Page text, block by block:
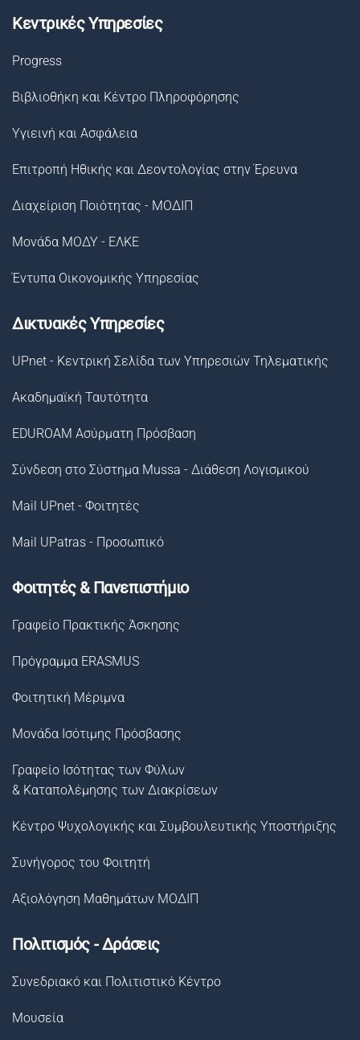
Κεντρικές Υπηρεσίες
Progress
Βιβλιοθήκη και Κέντρο Πληροφόρησης
Υγιεινή και Ασφάλεια
Επιτροπή Ηθικής και Δεοντολογίας στην Έρευνα
Διαχείριση Ποιότητας - ΜΟΔΙΠ
Μονάδα ΜΟΔΥ - ΕΛΚΕ
Έντυπα Οικονομικής Υπηρεσίας
Δικτυακές Υπηρεσίες
UPnet - Κεντρική Σελίδα των Υπηρεσιών Τηλεματικής
Ακαδημαϊκή Ταυτότητα
EDUROAM Ασύρματη Πρόσβαση
Σύνδεση στο Σύστημα Μussa - Διάθεση Λογισμικού
Mail UPnet - Φοιτητές
Mail UPatras - Προσωπικό
Φοιτητές & Πανεπιστήμιο
Γραφείο Πρακτικής Άσκησης
Πρόγραμμα ERASMUS
Φοιτητική Μέριμνα
Μονάδα Ισότιμης Πρόσβασης
Γραφείο Ισότητας των Φύλων
& Καταπολέμησης των Διακρίσεων
Κέντρο Ψυχολογικής και Συμβουλευτικής Υποστήριξης
Συνήγορος του Φοιτητή
Αξιολόγηση Μαθημάτων ΜΟΔΙΠ
Πολιτισμός - Δράσεις
Συνεδριακό και Πολιτιστικό Κέντρο
Μουσεία